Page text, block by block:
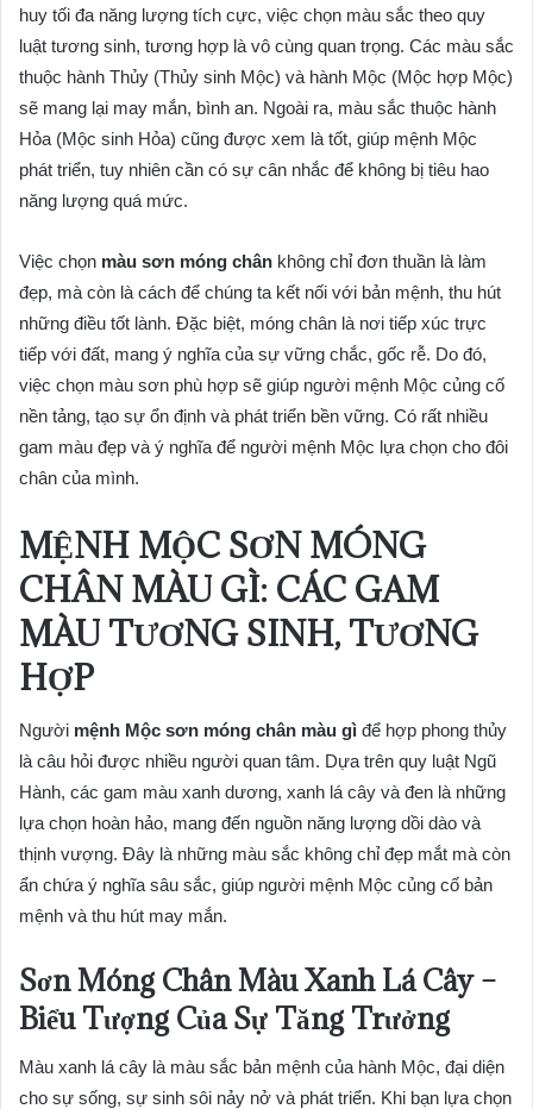
huy tối đa năng lượng tích cực, việc chọn màu sắc theo quy
luật tương sinh, tương hợp là vô cùng quan trọng. Các màu sắc
thuộc hành Thủy (Thủy sinh Mộc) và hành Mộc (Mộc hợp Mộc)
sẽ mang lại may mắn, bình an. Ngoài ra, màu sắc thuộc hành
Hỏa (Mộc sinh Hỏa) cũng được xem là tốt, giúp mệnh Mộc
phát triển, tuy nhiên cần có sự cân nhắc để không bị tiêu hao
năng lượng quá mức.
Việc chọn màu sơn móng chân không chỉ đơn thuần là làm
đẹp, mà còn là cách để chúng ta kết nối với bản mệnh, thu hút
những điều tốt lành. Đặc biệt, móng chân là nơi tiếp xúc trực
tiếp với đất, mang ý nghĩa của sự vững chắc, gốc rễ. Do đó,
việc chọn màu sơn phù hợp sẽ giúp người mệnh Mộc củng cố
nền tảng, tạo sự ổn định và phát triển bền vững. Có rất nhiều
gam màu đẹp và ý nghĩa để người mệnh Mộc lựa chọn cho đôi
chân của mình.
MỆNH MỘC SƠN MÓNG
CHÂN MÀU GÌ: CÁC GAM
MÀU TƯƠNG SINH, TƯƠNG
HỢP
Người mệnh Mộc sơn móng chân màu gì để hợp phong thủy
là câu hỏi được nhiều người quan tâm. Dựa trên quy luật Ngũ
Hành, các gam màu xanh dương, xanh lá cây và đen là những
lựa chọn hoàn hảo, mang đến nguồn năng lượng dồi dào và
thịnh vượng. Đây là những màu sắc không chỉ đẹp mắt mà còn
ẩn chứa ý nghĩa sâu sắc, giúp người mệnh Mộc củng cố bản
mệnh và thu hút may mắn.
Sơn Móng Chân Màu Xanh Lá Cây –
Biểu Tượng Của Sự Tăng Trưởng
Màu xanh lá cây là màu sắc bản mệnh của hành Mộc, đại diện
cho sự sống, sự sinh sôi nảy nở và phát triển. Khi bạn lựa chọn